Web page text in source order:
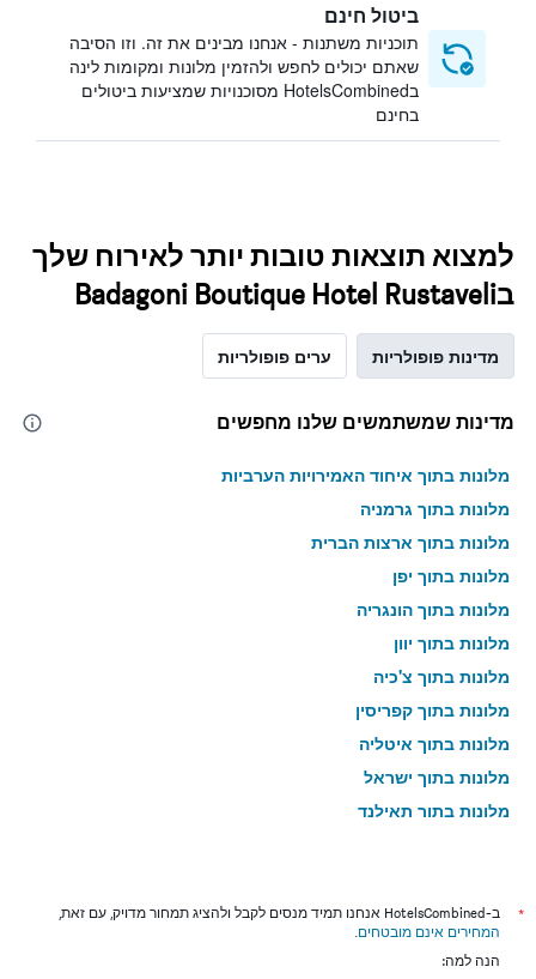
ביטול חינם
תוכניות משתנות - אנחנו מבינים את זה. וזו הסיבה
שאתם יכולים לחפש ולהזמין מלונות ומקומות לינה
בHotelsCombined מסוכנויות שמציעות ביטולים
בחינם
למצוא תוצאות טובות יותר לאירוח שלך
בBadagoni Boutique Hotel Rustaveli
מדינות פופולריות ערים פופולריות
מדינות שמשתמשים שלנו מחפשים
מלונות בתוך איחוד האמירויות הערביות
מלונות בתוך גרמניה
מלונות בתוך ארצות הברית
מלונות בתוך יפן
מלונות בתוך הונגריה
מלונות בתוך יוון
מלונות בתוך צ'כיה
מלונות בתוך קפריסין
מלונות בתוך איטליה
מלונות בתוך ישראל
מלונות בתוך תאילנד
*
ב-HotelsCombined אנחנו תמיד מנסים לקבל ולהציג תמחור מדויק, עם זאת,
המחירים אינם מובטחים.
הנה למה: